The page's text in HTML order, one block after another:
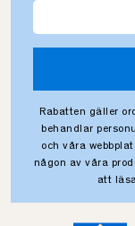
Rabatten gäller
behandlar
och våra
någon av våra
att